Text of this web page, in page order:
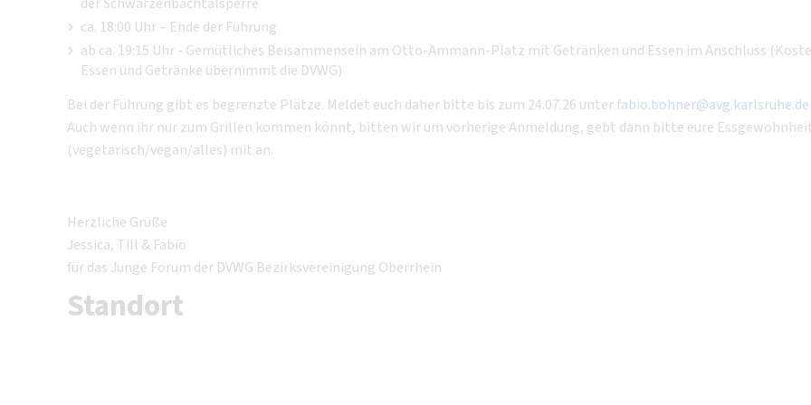
ca. 18:00 Uhr – Ende der Führung
ab ca. 19:15 Uhr - Gemütliches Beisammensein am Otto-Ammann-Platz mit Getränken und Essen im Anschluss
Essen und Getränke übernimmt die DVWG)
Bei der Führung gibt es begrenzte Plätze. Meldet euch daher bitte bis zum 24.07.26 unterfabio.bohner@avg.karlsruhe.de
Auch wenn ihr nur zum Grillen kommen könnt, bitten wir um vorherige Anmeldung, gebt dann bitte eure
(vegetarisch/vegan/alles) mit an.
Herzliche Grüße
Jessica, Till & Fabio
für das Junge Forum der DVWG Bezirksvereinigung Oberrhein
Standort